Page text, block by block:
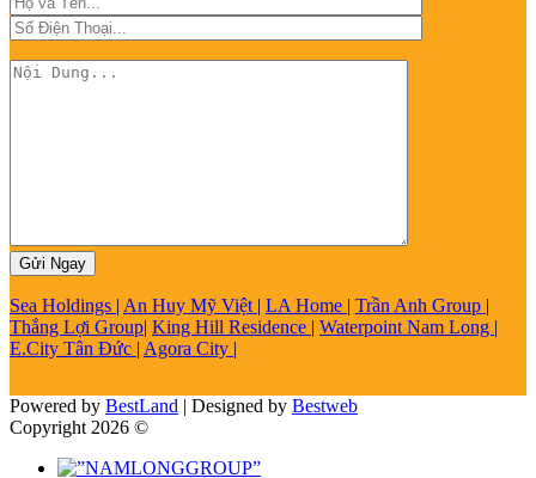
Sea Holdings | An Huy Mỹ Việt | LA Home | Trần Anh Group |
Thắng Lợi Group| King Hill Residence | Waterpoint Nam Long |
E.City Tân Đức | Agora City |
Powered by BestLand | Designed by Bestweb
Copyright 2026 ©